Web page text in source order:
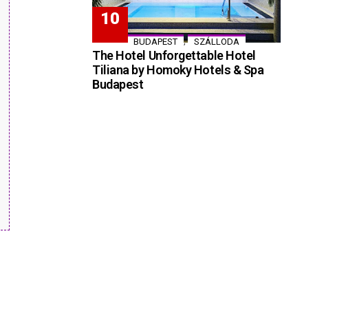
BUDAPEST , SZÁLLODA
The Hotel Unforgettable Hotel
Tiliana by Homoky Hotels & Spa
Budapest